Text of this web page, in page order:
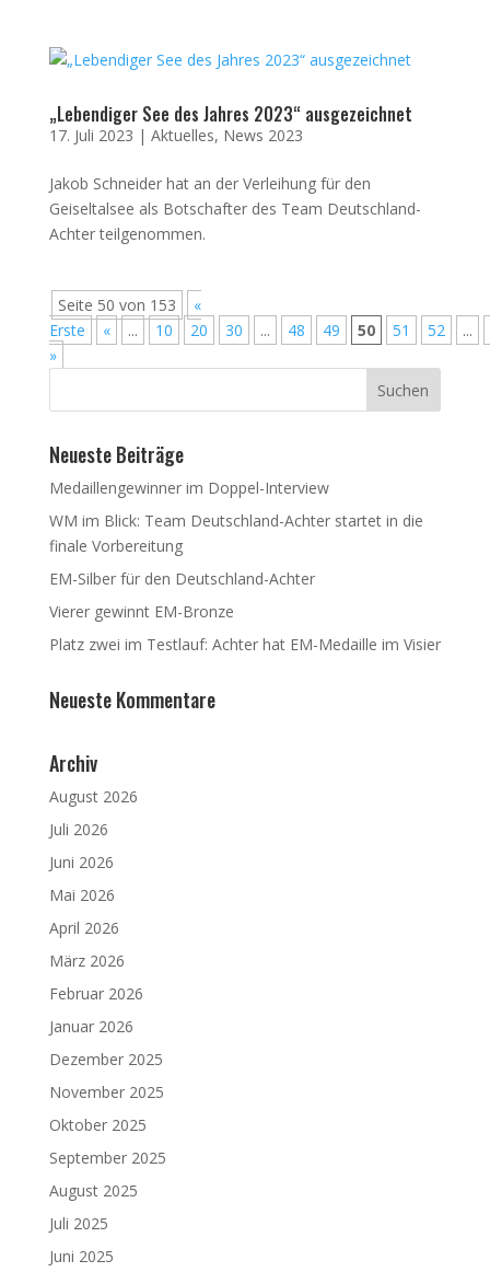
„Lebendiger See des Jahres 2023“ ausgezeichnet
17. Juli 2023 | Aktuelles, News 2023
Jakob Schneider hat an der Verleihung für den
Geiseltalsee als Botschafter des Team Deutschland-
Achter teilgenommen.
Seite 50 von 153
«
Erste
« ... 10 20 30 ... 48 49 50 51 52 ...
»
Neueste Beiträge
Medaillengewinner im Doppel-Interview
WM im Blick: Team Deutschland-Achter startet in die
finale Vorbereitung
EM-Silber für den Deutschland-Achter
Vierer gewinnt EM-Bronze
Platz zwei im Testlauf: Achter hat EM-Medaille im Visier
Neueste Kommentare
Archiv
August 2026
Juli 2026
Juni 2026
Mai 2026
April 2026
März 2026
Februar 2026
Januar 2026
Dezember 2025
November 2025
Oktober 2025
September 2025
August 2025
Juli 2025
Juni 2025